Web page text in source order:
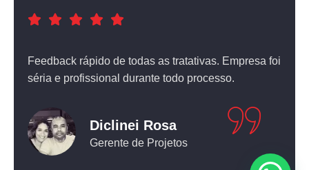
Atendimento nota dez! O equipamento que comprei
não deixou nada a desejar.
Leticia Pediconi
Engenheira Civil